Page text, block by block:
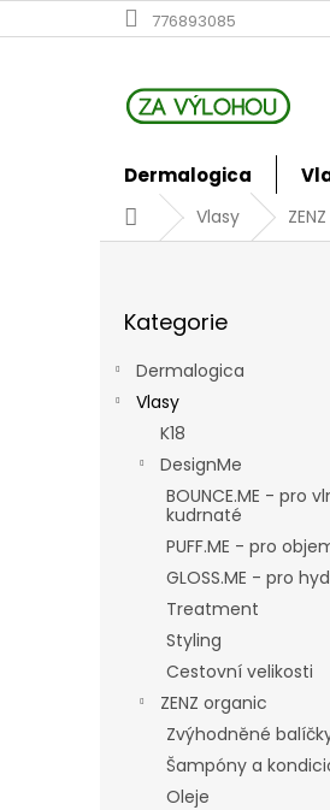
na
776893085
Dermalogica
DomůVlasy
kategorie
Kategorie
Dermalogica
Vlasy
K18
DesignMe
BOUNCE.ME - pro
kudrnaté
PUFF.ME - pro
GLOSS.ME - pro
Treatment
Styling
Cestovní velikosti
ZENZ organic
Zvýhodněné
Šampóny a
Oleje